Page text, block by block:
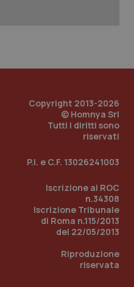
Copyright 2013-2026
© Homnya Srl
Tutti i diritti sono
riservati
P.I. e C.F. 13026241003
Iscrizione al ROC
n.34308
Iscrizione Tribunale
di Roma n.115/2013
del 22/05/2013
Riproduzione
riservata